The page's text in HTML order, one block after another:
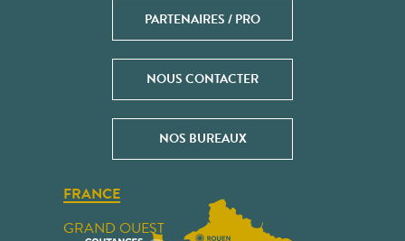
PARTENAIRES / PRO
NOUS CONTACTER
NOS BUREAUX
FRANCE
GRAND OUEST